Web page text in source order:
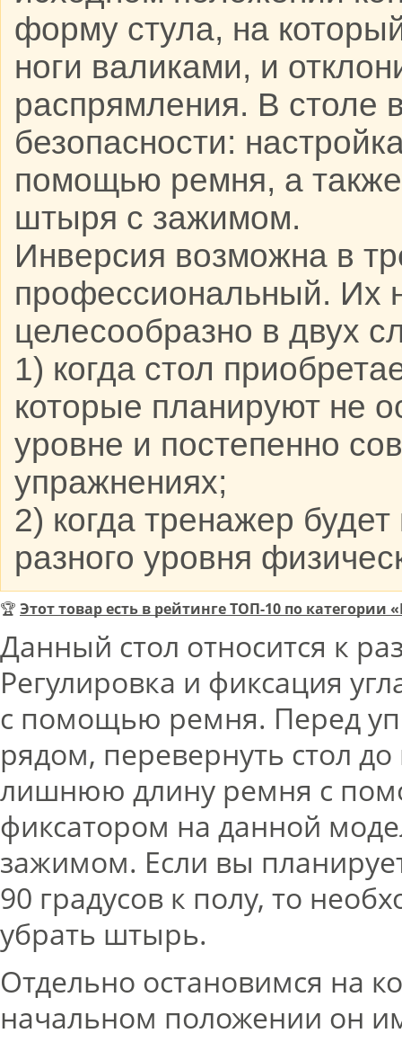
форму стула, на
ноги валиками, и
распрямления. В столе
безопасности:
помощью ремня, а
штыря с зажимом.
Инверсия возможна в
профессиональный. Их
целесообразно в двух
1) когда стол
которые планируют не
уровне и постепенно
упражнениях;
2) когда тренажер
разного уровня
🏆 Этот товар есть в рейтинге ТОП-10 по категории
Данный стол относится к
Регулировка и фиксация
с помощью ремня. Перед
рядом, перевернуть стол
лишнюю длину ремня с
фиксатором на данной
зажимом. Если вы
90 градусов к полу, то
убрать штырь.
Отдельно остановимся на
начальном положении он